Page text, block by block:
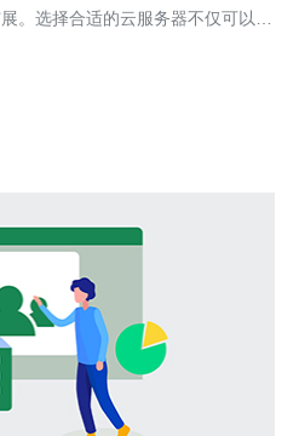
。选择合适的云服务器不仅可以提
确你的需求。以下是几个关键因